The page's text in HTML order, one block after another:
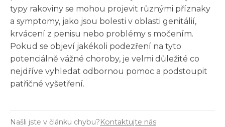
typy rakoviny se mohou projevit různými příznaky
a symptomy, jako jsou bolesti v oblasti genitálií,
krvácení z penisu nebo problémy s močením.
Pokud se objeví jakékoli podezření na tyto
potenciálně vážné choroby, je velmi důležité co
nejdříve vyhledat odbornou pomoc a podstoupit
patřičné vyšetření.
Našli jste v článku chybu?Kontaktujte nás